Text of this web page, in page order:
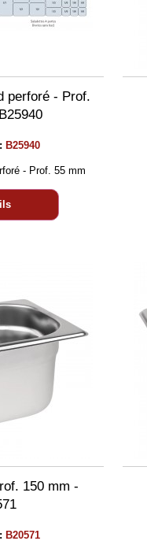
perforé - Prof.
B25940
- Prof. 55 mm
150 mm -
B20571